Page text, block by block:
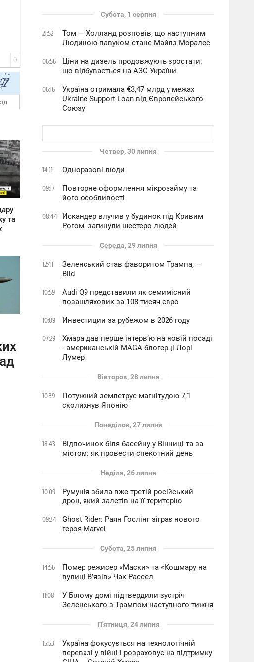
0
та
Субота, 1 серпня
21:52
Том — Холланд розповів, що наступним
Людиною-павуком стане Майлз Моралес
06:56
Ціни на дизель продовжують зростати:
що відбувається на АЗС України
06:16
Україна отримала €3,47 млрд у межах
Ukraine Support Loan від Європейського
Союзу
Четвер, 30 липня
14:11 Одноразові люди
09:17
Повторне оформлення мікрозайму та
його особливості
08:44
Искандер влучив у будинок під Кривим
Рогом: загинули шестеро людей
Середа, 29 липня
12:41
Зеленський став фаворитом Трампа, —
Bild
10:59
Audi Q9 представили як семимісний
позашляховик за 108 тисяч євро
10:09 Инвестиции за рубежом в 2026 году
07:29
Хмара дав перше інтервʼю на новій посаді
- американській MAGA-блогерці Лорі
Лумер
Вівторок, 28 липня
10:39
Потужний землетрус магнітудою 7,1
сколихнув Японію
Понеділок, 27 липня
18:43
Відпочинок біля басейну у Вінниці та за
містом: як провести спекотний день
Неділя, 26 липня
10:09
Румунія збила вже третій російський
дрон, який залетів на її територію
09:34
Ghost Rider: Раян Гослінг зіграє нового
героя Marvel
Субота, 25 липня
14:56
Помер режисер «Маски» та «Кошмару на
вулиці В’язів» Чак Рассел
11:08
У Білому домі підтвердили зустріч
Зеленського з Трампом наступного тижня
П'ятниця, 24 липня
15:53
Україна фокусується на технологічній
перевазі у війні і розраховує на підтримку